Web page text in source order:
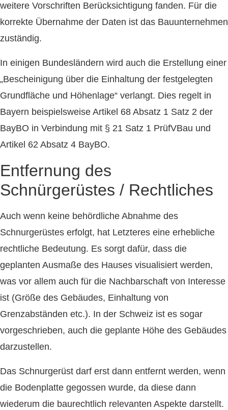
weitere Vorschriften Berücksichtigung fanden. Für die
korrekte Übernahme der Daten ist das Bauunternehmen
zuständig.
In einigen Bundesländern wird auch die Erstellung einer
„Bescheinigung über die Einhaltung der festgelegten
Grundfläche und Höhenlage“ verlangt. Dies regelt in
Bayern beispielsweise Artikel 68 Absatz 1 Satz 2 der
BayBO in Verbindung mit § 21 Satz 1 PrüfVBau und
Artikel 62 Absatz 4 BayBO.
Entfernung des
Schnürgerüstes / Rechtliches
Auch wenn keine behördliche Abnahme des
Schnurgerüstes erfolgt, hat Letzteres eine erhebliche
rechtliche Bedeutung. Es sorgt dafür, dass die
geplanten Ausmaße des Hauses visualisiert werden,
was vor allem auch für die Nachbarschaft von Interesse
ist (Größe des Gebäudes, Einhaltung von
Grenzabständen etc.). In der Schweiz ist es sogar
vorgeschrieben, auch die geplante Höhe des Gebäudes
darzustellen.
Das Schnurgerüst darf erst dann entfernt werden, wenn
die Bodenplatte gegossen wurde, da diese dann
wiederum die baurechtlich relevanten Aspekte darstellt.